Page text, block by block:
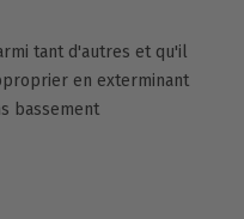
tant d'autres et qu'il
en exterminant
bassement